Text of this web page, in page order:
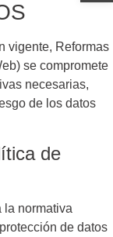
vigente, Reformas
se compromete
necesarias,
de los datos
de
la normativa
de datos